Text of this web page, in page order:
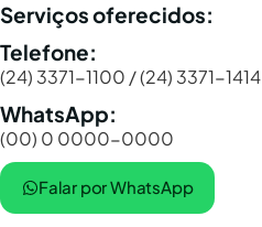
Serviços oferecidos:
Telefone:
(24) 3371-1100 / (24) 3371-1414
WhatsApp:
(00) 0 0000-0000
Falar por WhatsApp